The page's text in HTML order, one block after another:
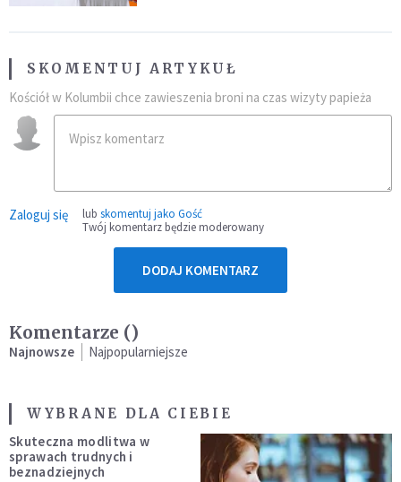
SKOMENTUJ ARTYKUŁ
Kościół w Kolumbii chce zawieszenia broni na czas wizyty papieża
Zaloguj się lub skomentuj jako Gość
Twój komentarz będzie moderowany
DODAJ KOMENTARZ
Komentarze ()
Najnowsze Najpopularniejsze
WYBRANE DLA CIEBIE
Skuteczna modlitwa w
sprawach trudnych i
beznadziejnych